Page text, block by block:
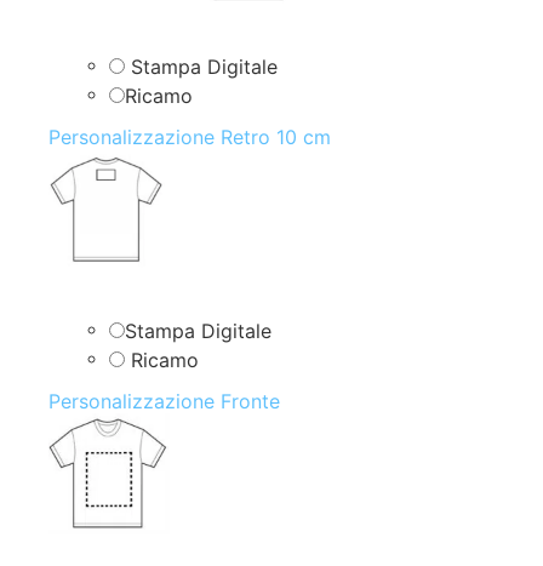
Stampa Digitale
Ricamo
Personalizzazione Retro 10 cm
Stampa Digitale
Ricamo
Personalizzazione Fronte